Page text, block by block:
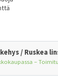
/ Ruskea
–